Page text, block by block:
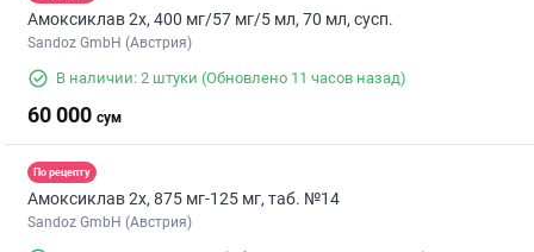
Амоксиклав 2х, 400 мг/57 мг/5 мл, 70 мл, сусп.
Sandoz GmbH (Австрия)
В наличии: 2 штуки (Обновлено 11 часов назад)
60 000 сум
По рецепту
Амоксиклав 2х, 875 мг-125 мг, таб. №14
Sandoz GmbH (Австрия)